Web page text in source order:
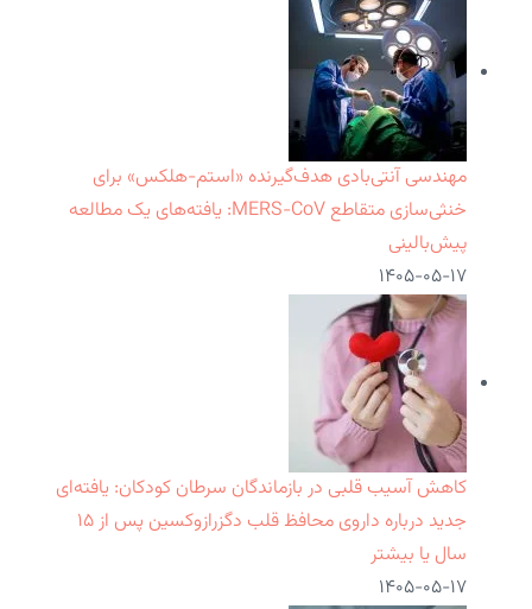
مهندسی آنتی‌بادی هدف‌گیرنده «استم-هلکس» برای
خنثی‌سازی متقاطع MERS-CoV: یافته‌های یک مطالعه
پیش‌بالینی
۱۴۰۵-۰۵-۱۷
کاهش آسیب قلبی در بازماندگان سرطان کودکان: یافته‌ای
جدید درباره داروی محافظ قلب دگزرازوکسین پس از ۱۵
سال یا بیشتر
۱۴۰۵-۰۵-۱۷